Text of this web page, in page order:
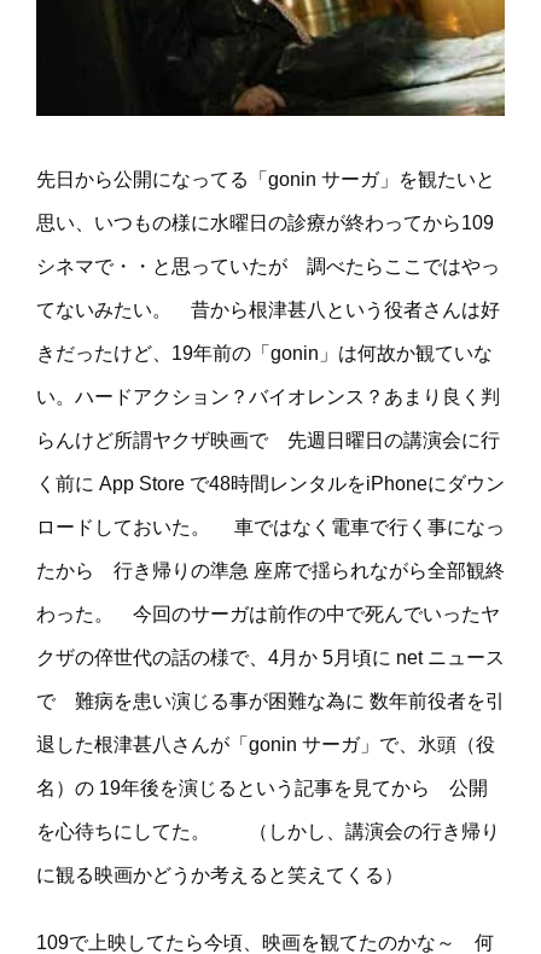
先日から公開になってる「gonin サーガ」を観たいと
思い、いつもの様に水曜日の診療が終わってから109
シネマで・・と思っていたが 調べたらここではやっ
てないみたい。 昔から根津甚八という役者さんは好
きだったけど、19年前の「gonin」は何故か観ていな
い。ハードアクション？バイオレンス？あまり良く判
らんけど所謂ヤクザ映画で 先週日曜日の講演会に行
く前に App Store で48時間レンタルをiPhoneにダウン
ロードしておいた。 車ではなく電車で行く事になっ
たから 行き帰りの準急 座席で揺られながら全部観終
わった。 今回のサーガは前作の中で死んでいったヤ
クザの倅世代の話の様で、4月か 5月頃に net ニュース
で 難病を患い演じる事が困難な為に 数年前役者を引
退した根津甚八さんが「gonin サーガ」で、氷頭（役
名）の 19年後を演じるという記事を見てから 公開
を心待ちにしてた。 （しかし、講演会の行き帰り
に観る映画かどうか考えると笑えてくる）
109で上映してたら今頃、映画を観てたのかな～ 何